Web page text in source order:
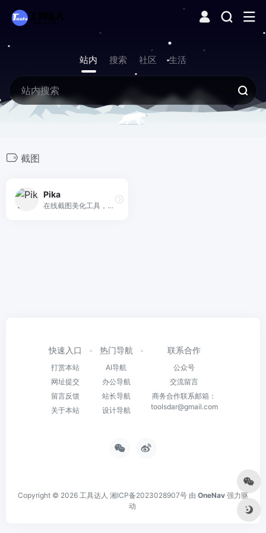
站内 搜索 社区 生活
截图
Pika
在线截图美化工具，快速美化，截图风格修改。
快速入口
打赏本站
网址提交
留言反馈
关于本站
热门导航
AI导航
办公导航
站长导航
设计导航
联系合作
公众号
交流留言
商务合作联系邮箱：
toolsdar@gmail.com
Copyright © 2026 工具达人 湘ICP备2023028907号 由 OneNav 强力驱
动